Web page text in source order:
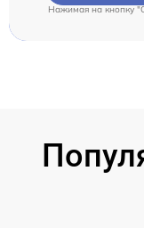
Нажимая на кнопку